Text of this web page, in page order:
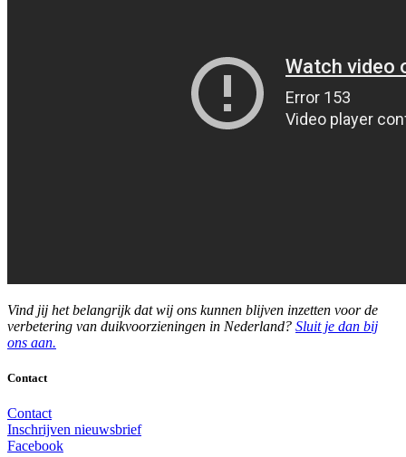
Vind jij het belangrijk dat wij ons kunnen blijven inzetten voor de
verbetering van duikvoorzieningen in Nederland? Sluit je dan bij
ons aan.
Contact
Contact
Inschrijven nieuwsbrief
Facebook